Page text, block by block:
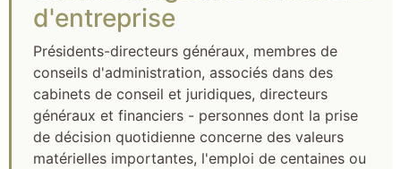
d'entreprise
Présidents-directeurs généraux, membres de
conseils d'administration, associés dans des
cabinets de conseil et juridiques, directeurs
généraux et financiers - personnes dont la prise
de décision quotidienne concerne des valeurs
matérielles importantes, l'emploi de centaines ou